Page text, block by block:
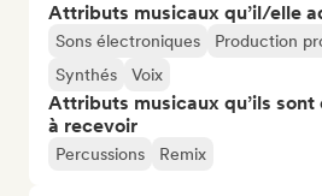
Attributs musicaux qu’il/elle
Sons électroniques
Production
Synthés
Voix
Attributs musicaux qu’ils
à recevoir
Percussions Remix